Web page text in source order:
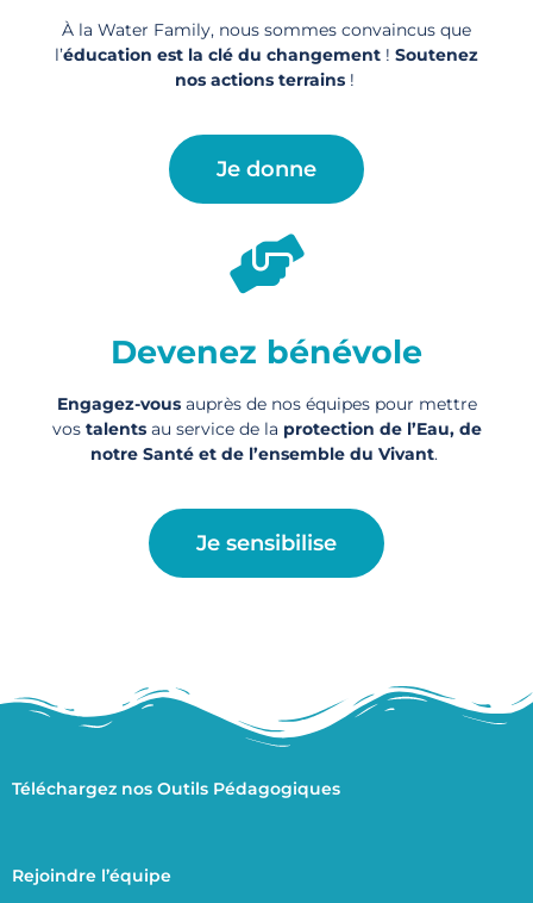
À la Water Family, nous sommes convaincus que
l’éducation est la clé du changement ! Soutenez
nos actions terrains!
Je donne
Devenez bénévole
Engagez-vousauprès de nos équipes pour mettre
vos talentsau service de la protection de l’Eau, de
notre Santé et de l’ensemble du Vivant.
Je sensibilise
Téléchargez nos Outils Pédagogiques
Rejoindre l’équipe